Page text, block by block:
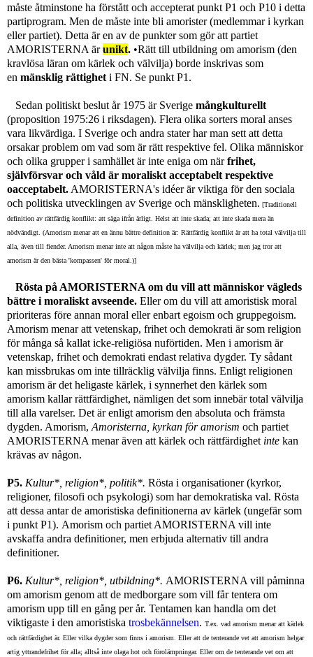
måste åtminstone ha förstått och accepterat punkt P1 och P10 i detta
partiprogram. Men de måste inte bli amorister (medlemmar i kyrkan
eller partiet). Detta är en av de punkter som gör att partiet
AMORISTERNA ärunikt. •Rätt till utbildning om amorism (den
kravlösa läran om kärlek och välvilja) borde inskrivas som
en mänsklig rättighet i FN. Se punkt P1.
Sedan politiskt beslut år 1975 är Sverige mångkulturellt
(proposition 1975:26 i riksdagen). Flera olika sorters moral anses
vara likvärdiga. I Sverige och andra stater har man sett att detta
orsakar problem om vad som är rätt respektive fel. Olika människor
och olika grupper i samhället är inte eniga om närfrihet,
självförsvar och våld är moraliskt acceptabelt respektive
oacceptabelt. AMORISTERNA's idéerär viktiga för den sociala
och politiska utvecklingen av Sverige och mänskligheten. [Traditionell
definition av rättfärdig konflikt: att säga ifrån ärligt. Helst att inte skada; att inte skada mera än
nödvändigt. (Amorism menar att en ännu bättre definition är: Rättfärdig konflikt är att ha total välvilja till
alla, även till fiender. Amorism menar inte att någon måste ha välvilja och kärlek; men jag tror att
amorism är den bästa 'kompassen' för moral.)]
Rösta på AMORISTERNA om du vill att människor vägleds
bättre i moraliskt avseende. Eller om du vill att amoristisk moral
prioriteras före annan moral eller enbart egoism och gruppegoism.
Amorism menar att vetenskap, frihet och demokrati är som religion
för många så kallat icke-religiösa nuförtiden. Men i amorism är
vetenskap, frihet och demokrati endast relativa dygder. Ty sådant
kan missbrukas om inte tillräcklig välvilja finns. Enligt religionen
amorism är det heligaste kärlek, i synnerhet den kärlek som
amorism kallar rättfärdighet, nämligen det som innebär total välvilja
till alla varelser. Det är enligt amorism den absoluta och främsta
dygden. Amorism, Amoristerna, kyrkan för amorism och partiet
AMORISTERNA menar även att kärlek och rättfärdighet inte kan
krävas av någon.
P5. Kultur*, religion*, politik*. Rösta i organisationer (kyrkor,
religioner, filosofi och psykologi) som har demokratiska val. Rösta
att dessa antar de amoristiska definitionerna av kärlek (ungefär som
i punkt P1). Amorism och partiet AMORISTERNA vill inte
avskaffa andra definitioner, men erbjuda alternativ till andra
definitioner.
P6. Kultur*, religion*, utbildning*. AMORISTERNA vill påminna
om amorism genom att de medborgare som vill får tentera om
amorism upp till en gång per år. Tentamen kan handla om det
viktigaste i den amoristiska trosbekännelsen. T.ex. vad amorism menar att kärlek
och rättfärdighet är. Eller vilka dygder som finns i amorism. Eller att de tenterande vet att amorism helgar
artig yttrandefrihet för alla; alltså inte olaga hot och förolämpningar. Eller om de tenterande vet om att